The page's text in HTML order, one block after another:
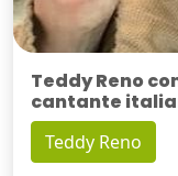
Teddy Reno
cantante
Teddy Reno